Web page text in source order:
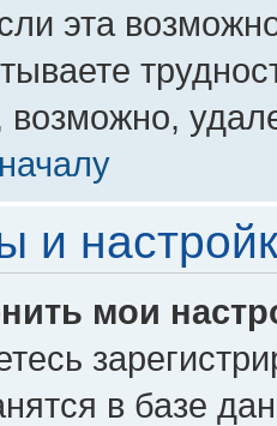
эта
и
мои
в базе